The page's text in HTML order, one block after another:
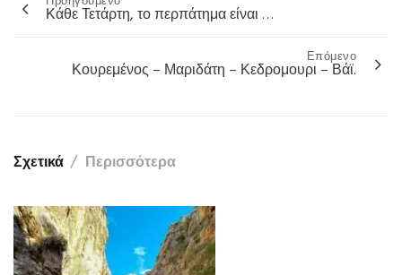
Πλοήγηση
Κάθε Τετάρτη, το περπάτημα είναι …
Επόμενο
Κουρεμένος – Μαριδάτη – Κεδρομουρι – Βάϊ.
Σχετικά Περισσότερα